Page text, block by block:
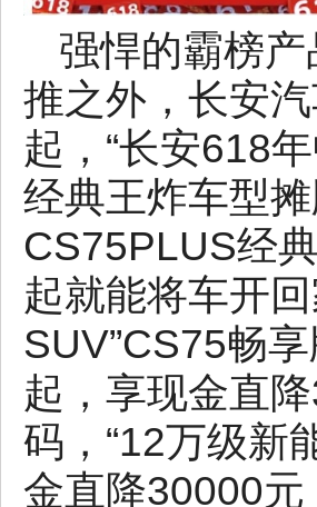
强悍的霸榜
推之外，长安
起，“长安618
经典王炸车型
CS75PLUS经
起就能将车开
SUV”CS75畅
起，享现金直
码，“12万级新
金直降30000